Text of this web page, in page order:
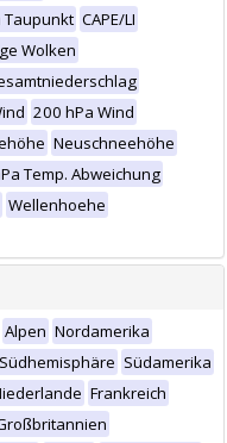
Taupunkt CAPE/LI
Wolken
200 hPa Wind
Neuschneehöhe
Temp. Abweichung
Wellenhoehe
Alpen Nordamerika
Südhemisphäre Südamerika
Frankreich